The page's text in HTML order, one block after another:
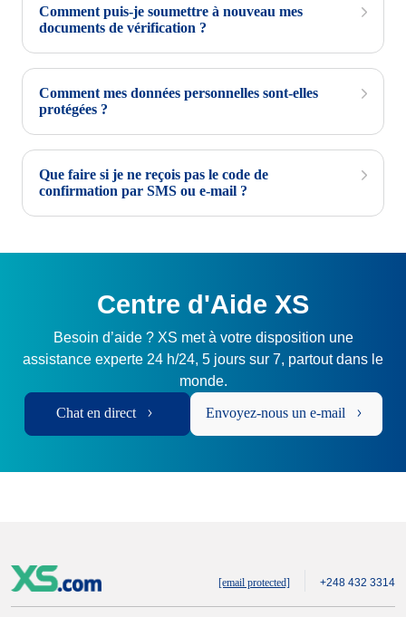
Comment puis-je soumettre à nouveau mes
documents de vérification ?
Comment mes données personnelles sont-elles
protégées ?
Que faire si je ne reçois pas le code de
confirmation par SMS ou e-mail ?
Centre d'Aide XS
Besoin d’aide ? XS met à votre disposition une
assistance experte 24 h/24, 5 jours sur 7, partout dans le
monde.
Chat en direct Envoyez-nous un e-mail
[email protected] +248 432 3314